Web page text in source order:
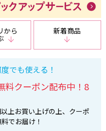
から
新着商品
でも使える！
料クーポン配布中！8
上お買い上げの上、クーポ
でお届け！